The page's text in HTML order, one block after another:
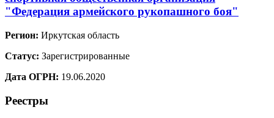
"Федерация армейского рукопашного боя"
Регион: Иркутская область
Статус: Зарегистрированные
Дата ОГРН: 19.06.2020
Реестры